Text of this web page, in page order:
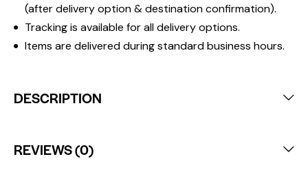
(after delivery option & destination confirmation).
Tracking is available for all delivery options.
Items are delivered during standard business hours.
DESCRIPTION
REVIEWS (0)